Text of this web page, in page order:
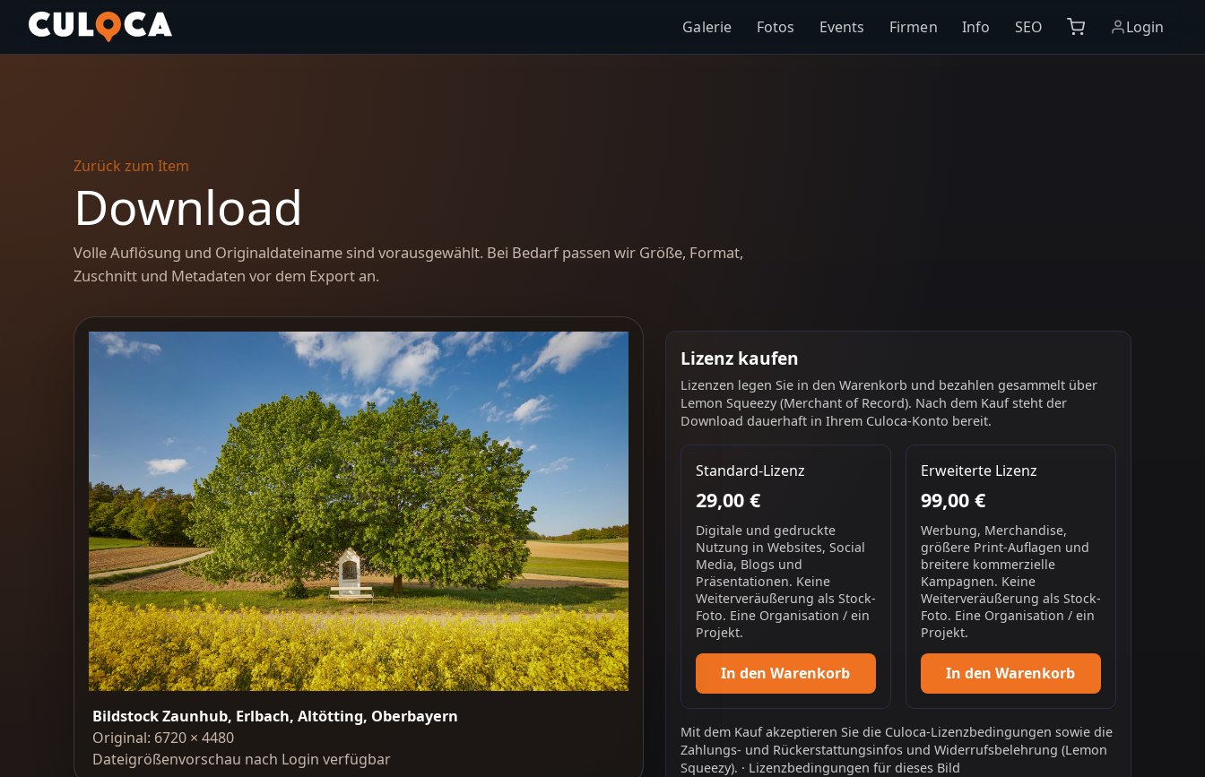
Galerie Fotos Events Firmen Info SEO Login
Zurück zum Item
Download
Volle Auflösung und Originaldateiname sind vorausgewählt. Bei Bedarf passen wir Größe, Format,
Zuschnitt und Metadaten vor dem Export an.
Bildstock Zaunhub, Erlbach, Altötting, Oberbayern
Original: 6720 × 4480
Dateigrößenvorschau nach Login verfügbar
Lizenz kaufen
Lizenzen legen Sie in den Warenkorb und bezahlen gesammelt über
Lemon Squeezy (Merchant of Record). Nach dem Kauf steht der
Download dauerhaft in Ihrem Culoca-Konto bereit.
Standard-Lizenz
29,00 €
Digitale und gedruckte
Nutzung in Websites, Social
Media, Blogs und
Präsentationen. Keine
Weiterveräußerung als Stock-
Foto. Eine Organisation / ein
Projekt.
In den Warenkorb
Erweiterte Lizenz
99,00 €
Werbung, Merchandise,
größere Print-Auflagen und
breitere kommerzielle
Kampagnen. Keine
Weiterveräußerung als Stock-
Foto. Eine Organisation / ein
Projekt.
In den Warenkorb
Mit dem Kauf akzeptieren Sie die Culoca-Lizenzbedingungen sowie die
Zahlungs- und Rückerstattungsinfosund Widerrufsbelehrung (Lemon
Squeezy). · Lizenzbedingungen für dieses Bild